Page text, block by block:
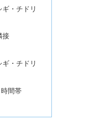
・チドリ
接
・チドリ
間帯